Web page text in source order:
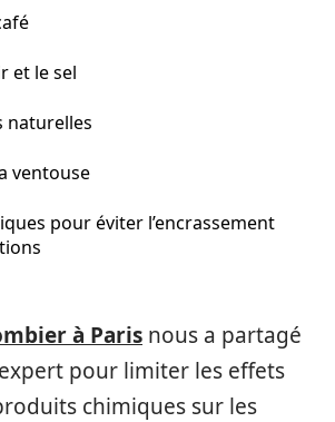
et le sel
naturelles
ventouse
pour éviter l’encrassement
à Paris nous a partagé
pour limiter les effets
chimiques sur les